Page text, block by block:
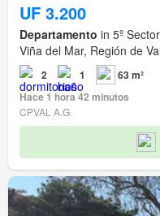
UF 3.200
Departamento in 5º
Viña del Mar, Región de
2 1
63 m²
Hace 1 hora 42 minutos
CPVAL A.G.